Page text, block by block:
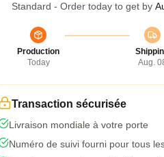
Standard - Order today to get by
Production
Today
Aug.
Transaction sécurisée
Livraison mondiale à votre porte
Numéro de suivi fourni pour tous